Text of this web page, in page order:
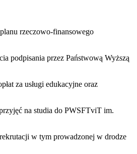
rzeczowo-finansowego
podpisania przez Państwową Wyższą
za usługi edukacyjne oraz
na studia do PWSFTviT im.
w tym prowadzonej w drodze